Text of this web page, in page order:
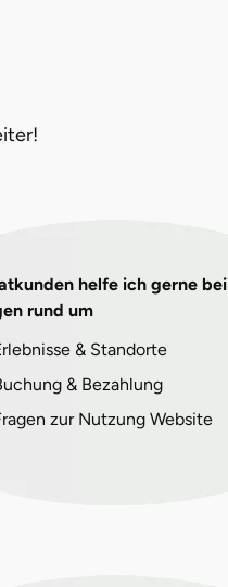
helfe ich gerne bei
rund um
& Standorte
& Bezahlung
zur Nutzung Website